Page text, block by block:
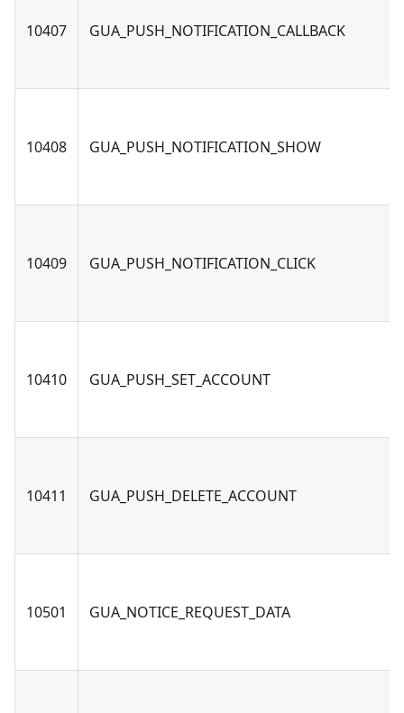
10407 GUA_PUSH_NOTIFICATION_CALLBACK
10408 GUA_PUSH_NOTIFICATION_SHOW
10409 GUA_PUSH_NOTIFICATION_CLICK
10410 GUA_PUSH_SET_ACCOUNT
10411 GUA_PUSH_DELETE_ACCOUNT
10501 GUA_NOTICE_REQUEST_DATA